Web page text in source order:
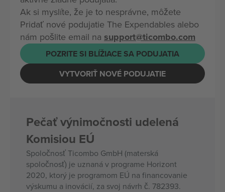
Ak si myslíte, že je to nesprávne, môžete
Pridať nové podujatie The Expendables alebo
nám pošlite email na support@ticombo.com
POZRITE SI BLÍŽIACE SA PODUJATIA
VYTVORIŤ NOVÉ PODUJATIE
Pečať výnimočnosti udelená
Komisiou EÚ
Spoločnosť Ticombo GmbH (materská
spoločnosť) je uznaná v programe Horizont
2020, ktorý je programom EÚ na financovanie
výskumu a inovácií, za svoj návrh č. 782393.